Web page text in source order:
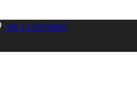
+86-13356799699